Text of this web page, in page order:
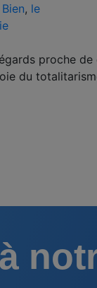
, le
proche de
du